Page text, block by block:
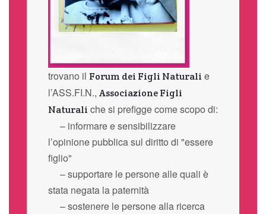
trovano il Forum dei Figli Naturali e
l’ASS.FI.N., Associazione Figli
Naturali che si prefigge come scopo di:
– informare e sensibilizzare
l’opinione pubblica sul diritto di "essere
figlio"
– supportare le persone alle quali è
stata negata la paternità
– sostenere le persone alla ricerca